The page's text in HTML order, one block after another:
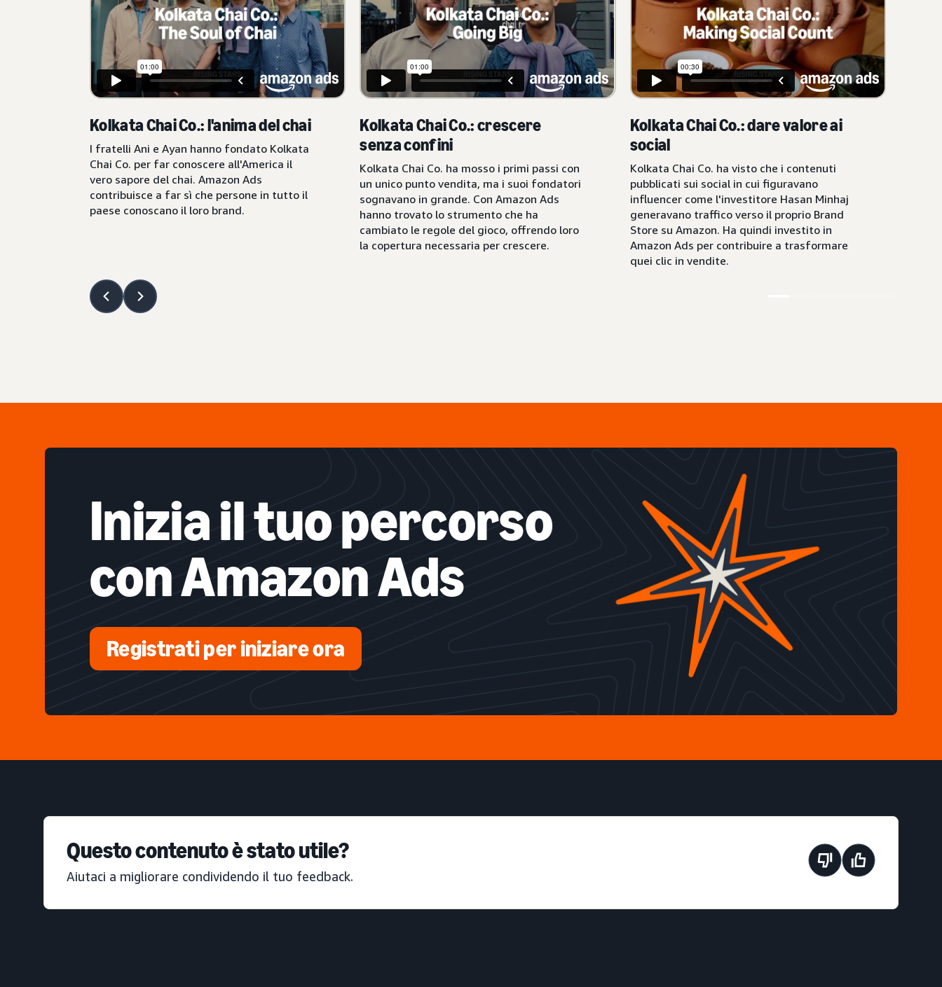
Kolkata Chai Co.: l'anima del chai
I fratelli Ani e Ayan hanno fondato Kolkata
Chai Co. per far conoscere all'America il
vero sapore del chai. Amazon Ads
contribuisce a far sì che persone in tutto il
paese conoscano il loro brand.
Kolkata Chai Co.: crescere
senza confini
Kolkata Chai Co. ha mosso i primi passi con
un unico punto vendita, ma i suoi fondatori
sognavano in grande. Con Amazon Ads
hanno trovato lo strumento che ha
cambiato le regole del gioco, offrendo loro
la copertura necessaria per crescere.
Kolkata Chai Co.: dare valore ai
social
Kolkata Chai Co. ha visto che i contenuti
pubblicati sui social in cui figuravano
influencer come l'investitore Hasan Minhaj
generavano traffico verso il proprio Brand
Store su Amazon. Ha quindi investito in
Amazon Ads per contribuire a trasformare
quei clic in vendite.
Inizia il tuo percorso
con Amazon Ads
Registrati per iniziare ora
Questo contenuto è stato utile?
Aiutaci a migliorare condividendo il tuo feedback.